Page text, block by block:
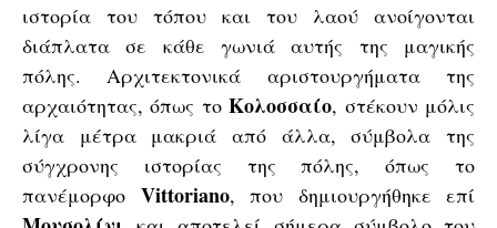
ιστορία του τόπου και του λαού ανοίγονται
διάπλατα σε κάθε γωνιά αυτής της μαγικής
πόλης. Αρχιτεκτονικά αριστουργήματα της
αρχαιότητας, όπως τοΚολοσσαίο, στέκουν μόλις
λίγα μέτρα μακριά από άλλα, σύμβολα της
σύγχρονης ιστορίας της πόλης, όπως το
πανέμορφο Vittoriano, που δημιουργήθηκε επί